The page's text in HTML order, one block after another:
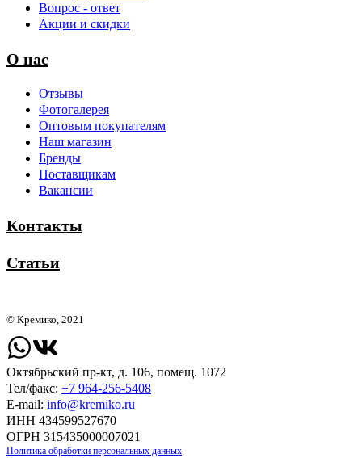
Вопрос - ответ
Акции и скидки
О нас
Отзывы
Фотогалерея
Оптовым покупателям
Наш магазин
Бренды
Поставщикам
Вакансии
Контакты
Статьи
© Кремико, 2021
Октябрьский пр-кт, д. 106, помещ. 1072
Тел/факс: +7 964-256-5408
Е-mail: info@kremiko.ru
ИНН 434599527670
ОГРН 315435000007021
Политика обработки персональных данных